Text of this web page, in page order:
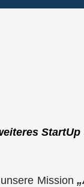
StartUp
Mission